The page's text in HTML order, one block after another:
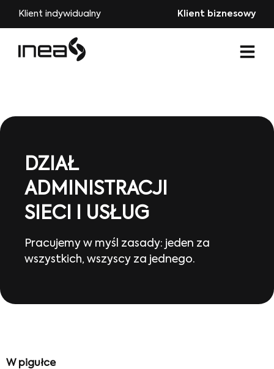
Klient indywidualny Klient biznesowy
DZIAŁ
ADMINISTRACJI
SIECI I USŁUG
Pracujemy w myśl zasady: jeden za
wszystkich, wszyscy za jednego.
W pigułce